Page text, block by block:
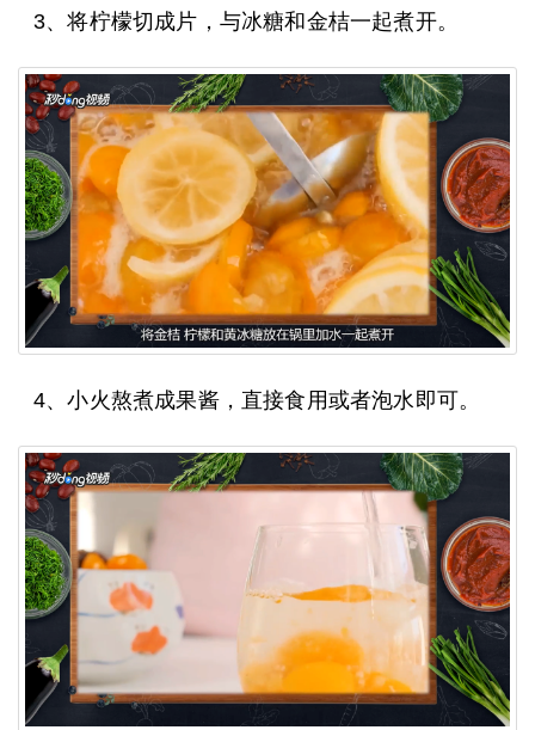
3、将柠檬切成片，与冰糖和金桔一起煮开。
4、小火熬煮成果酱，直接食用或者泡水即可。